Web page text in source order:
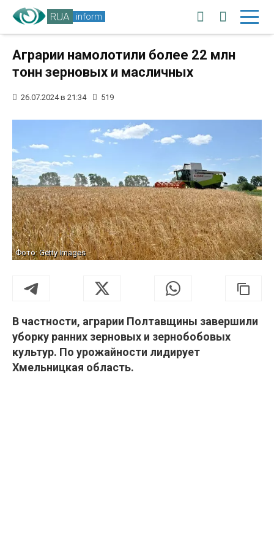
RUA inform
Аграрии намолотили более 22 млн
тонн зерновых и масличных
26.07.2024 в 21:34 519
Фото: Getty Images
В частности, аграрии Полтавщины завершили
уборку ранних зерновых и зернобобовых
культур. По урожайности лидирует
Хмельницкая область.